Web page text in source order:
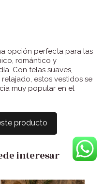
opción perfecta para las
romántico y
Con telas suaves,
estos vestidos se
muy popular en el
producto
interesar